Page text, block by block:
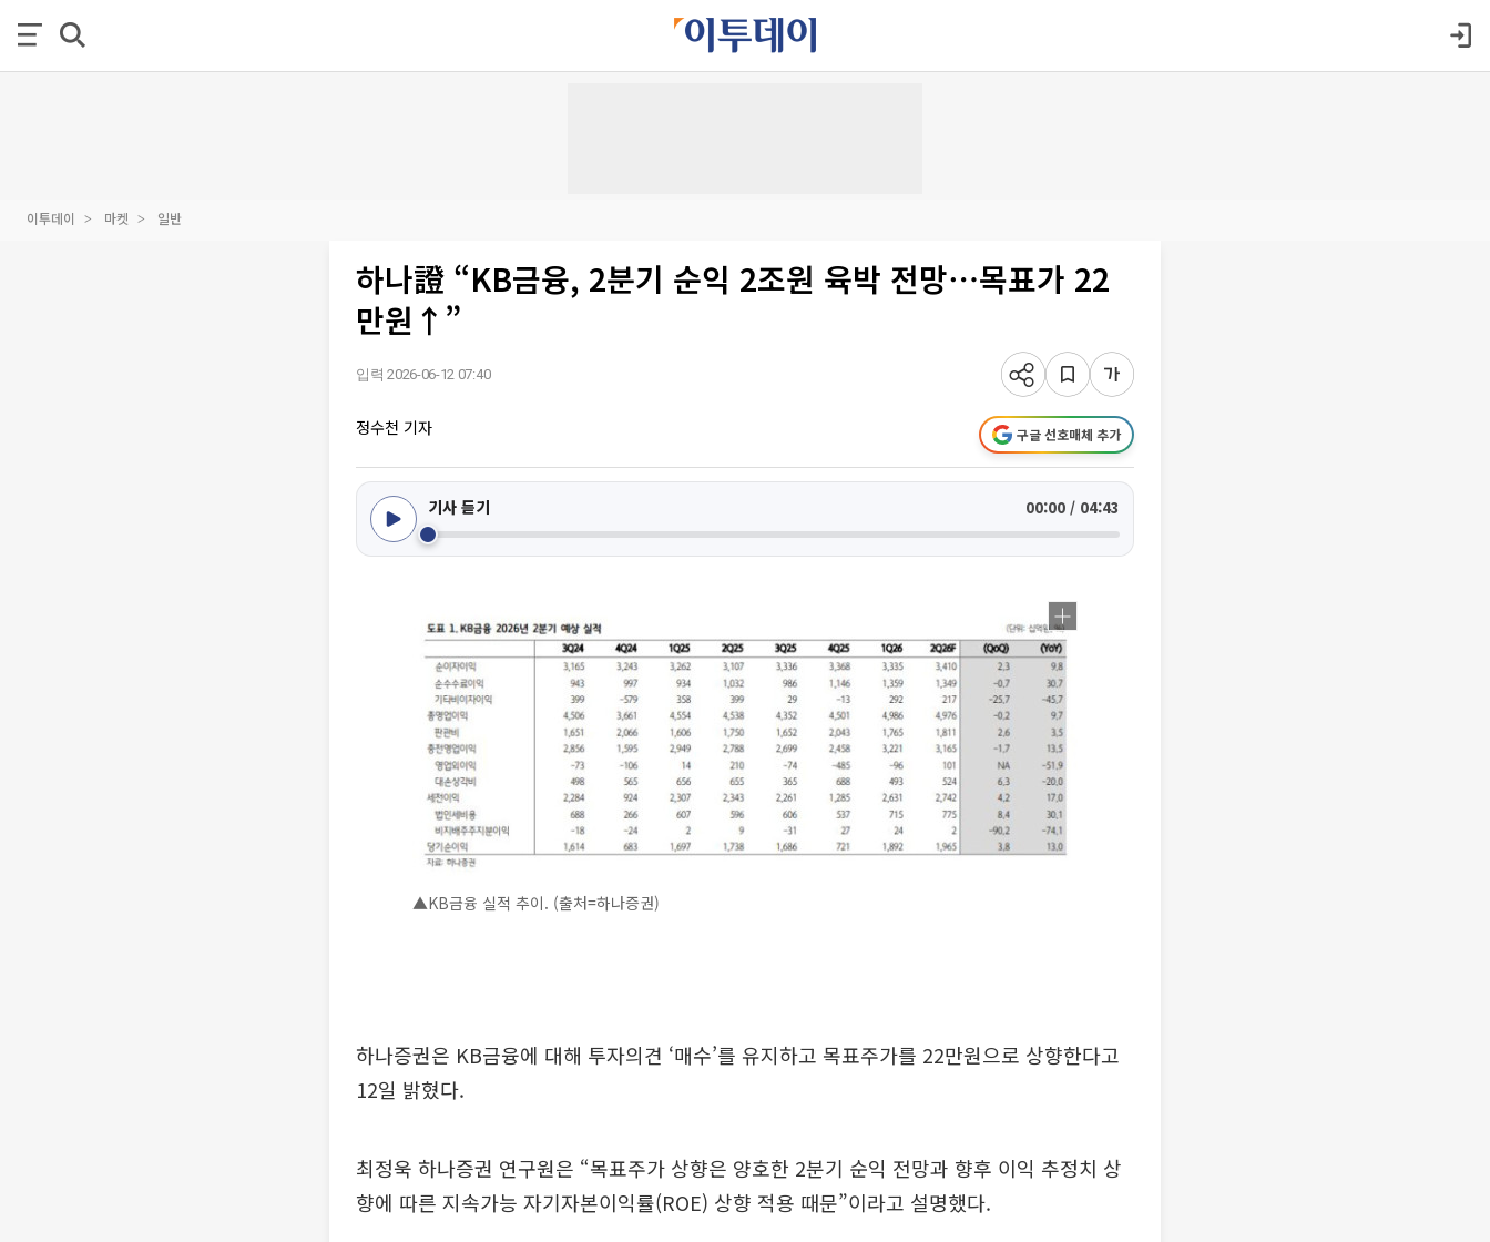
이투데이 마켓 일반
하나證 “KB금융, 2분기 순익 2조원 육박 전망⋯목표가 22
만원↑”
입력 2026-06-12 07:40
정수천 기자 구글 선호매체 추가
기사 듣기 00:00 / 04:43
▲KB금융 실적 추이. (출처=하나증권)
하나증권은 KB금융에 대해 투자의견 ‘매수’를 유지하고 목표주가를 22만원으로 상향한다고
12일 밝혔다.
최정욱 하나증권 연구원은 “목표주가 상향은 양호한 2분기 순익 전망과 향후 이익 추정치 상
향에 따른 지속가능 자기자본이익률(ROE) 상향 적용 때문”이라고 설명했다.